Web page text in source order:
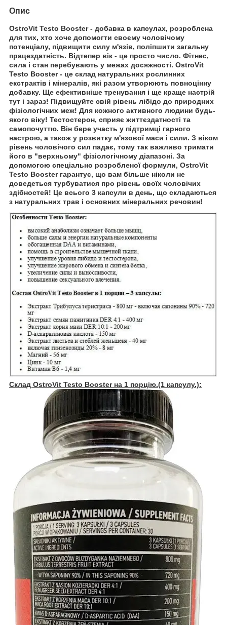
Опис
OstroVit Testo Booster- добавка в капсулах, розроблена
для тих, хто хоче допомогти своєму чоловічому
потенціалу, підвищити силу м'язів, поліпшити загальну
працездатність. Відтепер вік - це просто число. Фітнес,
сила і стан перебувають у межах досяжності. OstroVit
Testo Booster - це склад натуральних рослинних
екстрактів і мінералів, які разом утворюють повноцінну
добавку. Ще ефективніше тренування і ще краще настрій
тут і зараз! Підвищуйте свій рівень лібідо до природних
фізіологічних меж! Для кожного активного людини будь-
якого віку! Тестостерон, сприяє життєздатності та
самопочуттю. Він бере участь у підтримці гарного
настрою, а також у розвитку м'язової маси і сили. З віком
рівень чоловічого сил падає, тому так важливо тримати
його в "верхньому" фізіологічному діапазоні. За
допомогою спеціально розробленої формули, OstroVit
Testo Booster гарантує, що вам більше ніколи не
доведеться турбуватися про рівень своїх чоловічих
здібностей! Це всього 3 капсули в день, що складаються
з натуральних трав і основних мінеральних речовин!
Склад OstroVit Testo Booster на 1 порцію.(1 капсулу.):